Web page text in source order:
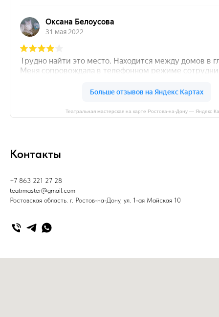
Театральная мастерская на карте Ростова‑на‑Дону — Яндекс
Контакты
+7 863 221 27 28
teatrmaster@gmail.com
Ростовская область. г. Ростов-на-Дону, ул. 1-ая Майская 10